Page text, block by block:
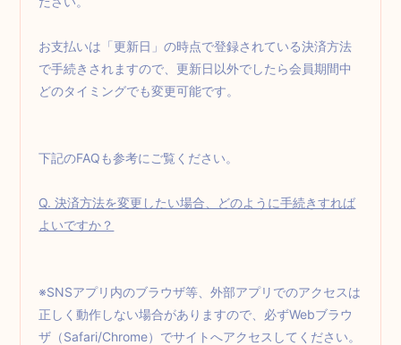
お支払いは「更新日」の時点で登録されている決済方法
で手続きされますので、更新日以外でしたら会員期間中
どのタイミングでも変更可能です。
下記のFAQも参考にご覧ください。
Q. 決済方法を変更したい場合、どのように手続きすれば
よいですか？
※SNSアプリ内のブラウザ等、外部アプリでのアクセスは
正しく動作しない場合がありますので、必ずWebブラウ
ザ（Safari/Chrome）でサイトへアクセスしてください。